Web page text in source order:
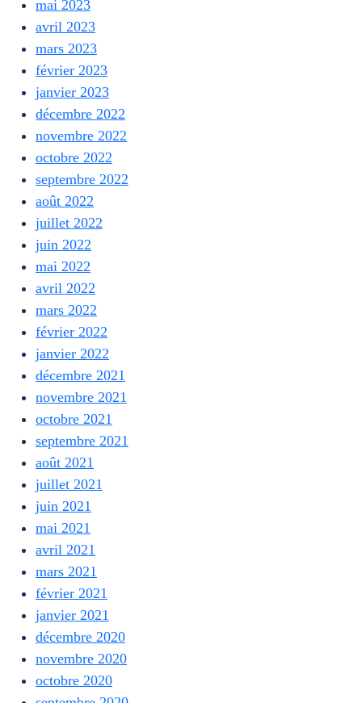
mai 2023
avril 2023
mars 2023
février 2023
janvier 2023
décembre 2022
novembre 2022
octobre 2022
septembre 2022
août 2022
juillet 2022
juin 2022
mai 2022
avril 2022
mars 2022
février 2022
janvier 2022
décembre 2021
novembre 2021
octobre 2021
septembre 2021
août 2021
juillet 2021
juin 2021
mai 2021
avril 2021
mars 2021
février 2021
janvier 2021
décembre 2020
novembre 2020
octobre 2020